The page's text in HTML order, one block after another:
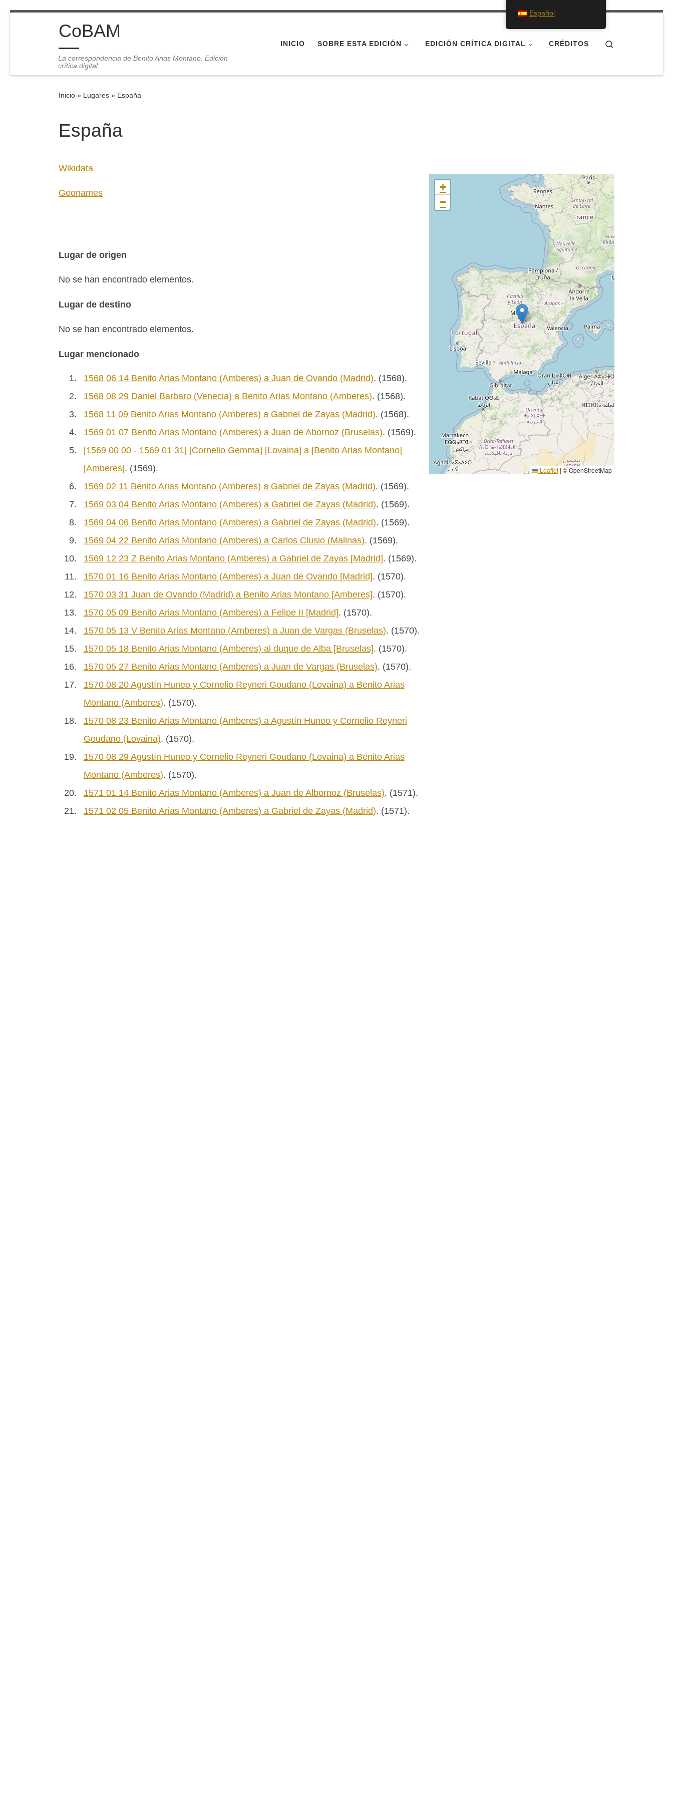
Saltar al contenido
CoBAM
La correspondencia de Benito Arias Montano. Edición
crítica digital
INICIO SOBRE ESTA EDICIÓN EDICIÓN CRÍTICA DIGITAL CRÉDITOS
Inicio » Lugares » España
España
Wikidata
Geonames
Lugar de origen
No se han encontrado elementos.
Lugar de destino
No se han encontrado elementos.
Lugar mencionado
1. 1568 06 14 Benito Arias Montano (Amberes) a Juan de Ovando (Madrid). (1568).
2.
1568 08 29 Daniel Barbaro (Venecia) a Benito Arias Montano (Amberes). (1568).
3.
1568 11 09 Benito Arias Montano (Amberes) a Gabriel de Zayas (Madrid). (1568).
4.
1569 01 07 Benito Arias Montano (Amberes) a Juan de Abornoz (Bruselas). (1569).
5.
[1569 00 00 - 1569 01 31] [Cornelio Gemma] [Lovaina] a [Benito Arias Montano]
[Amberes]. (1569).
6.
1569 02 11 Benito Arias Montano (Amberes) a Gabriel de Zayas (Madrid). (1569).
7.
1569 03 04 Benito Arias Montano (Amberes) a Gabriel de Zayas (Madrid). (1569).
8.
1569 04 06 Benito Arias Montano (Amberes) a Gabriel de Zayas (Madrid). (1569).
9.
1569 04 22 Benito Arias Montano (Amberes) a Carlos Clusio (Malinas). (1569).
10.
1569 12 23 Z Benito Arias Montano (Amberes) a Gabriel de Zayas [Madrid]. (1569).
11.
1570 01 16 Benito Arias Montano (Amberes) a Juan de Ovando [Madrid]. (1570).
12.
1570 03 31 Juan de Ovando (Madrid) a Benito Arias Montano [Amberes]. (1570).
13.
1570 05 09 Benito Arias Montano (Amberes) a Felipe II [Madrid]. (1570).
14.
1570 05 13 V Benito Arias Montano (Amberes) a Juan de Vargas (Bruselas). (1570).
15.
1570 05 18 Benito Arias Montano (Amberes) al duque de Alba [Bruselas]. (1570).
16.
1570 05 27 Benito Arias Montano (Amberes) a Juan de Vargas (Bruselas). (1570).
17.
1570 08 20 Agustín Huneo y Cornelio Reyneri Goudano (Lovaina) a Benito Arias
Montano (Amberes). (1570).
18.
1570 08 23 Benito Arias Montano (Amberes) a Agustín Huneo y Cornelio Reyneri
Goudano (Lovaina). (1570).
19.
1570 08 29 Agustín Huneo y Cornelio Reyneri Goudano (Lovaina) a Benito Arias
Montano (Amberes). (1570).
20.
1571 01 14 Benito Arias Montano (Amberes) a Juan de Albornoz (Bruselas). (1571).
21.
1571 02 05 Benito Arias Montano (Amberes) a Gabriel de Zayas (Madrid). (1571).
+
−
Leaflet | © OpenStreetMap
Español